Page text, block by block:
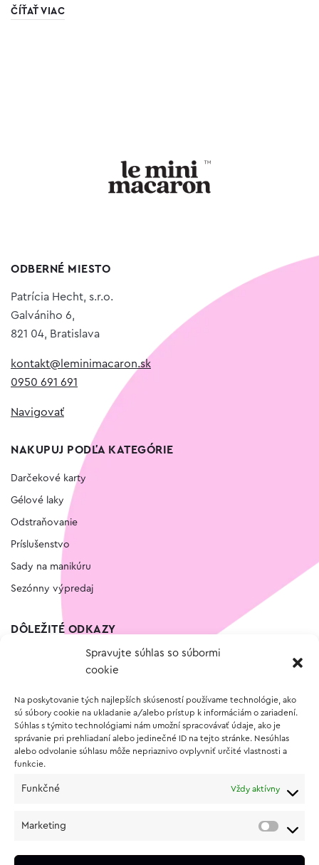
Spravujte súhlas so súbormi
cookie
Na poskytovanie tých najlepších skúseností používame technológie, ako
sú súbory cookie na ukladanie a/alebo prístup k informáciám o zariadení.
Súhlas s týmito technológiami nám umožní spracovávať údaje, ako je
správanie pri prehliadaní alebo jedinečné ID na tejto stránke. Nesúhlas
alebo odvolanie súhlasu môže nepriaznivo ovplyvniť určité vlastnosti a
funkcie.
Funkčné Vždy aktívny
Marketing
ČÍŤAŤ VIAC
ODBERNÉ MIESTO
Patrícia Hecht, s.r.o.
Galvániho 6,
821 04, Bratislava
kontakt@leminimacaron.sk
0950 691 691
Navigovať
NAKUPUJ PODĽA KATEGÓRIE
Darčekové karty
Gélové laky
Odstraňovanie
Príslušenstvo
Sady na manikúru
Sezónny výpredaj
DÔLEŽITÉ ODKAZY
Vernostný program
O NÁKUPE
Vrátenie a reklamácia tovaru